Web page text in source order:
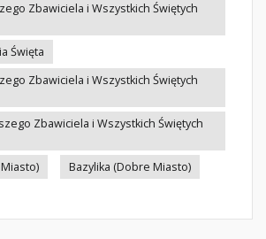
Zbawiciela i Wszystkich Świętych
Święta
Zbawiciela i Wszystkich Świętych
Zbawiciela i Wszystkich Świętych
Bazylika (Dobre Miasto)